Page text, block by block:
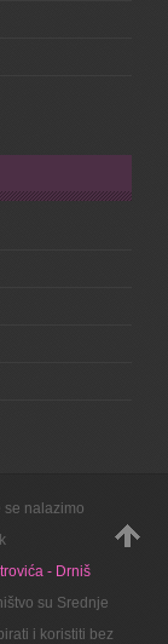
se nalazimo
- Drniš
su Srednje
i koristiti bez